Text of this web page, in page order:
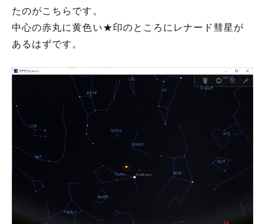
たのがこちらです。
中心の赤丸に黄色い★印のところにレナード彗星が
あるはずです。